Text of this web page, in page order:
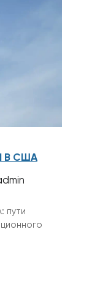
В США
пути